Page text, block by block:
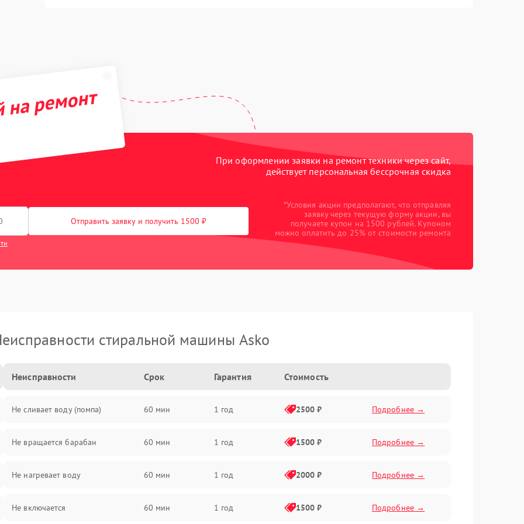
ремонт
При оформлении заявки на ремонт техники через сайт,
действует персональная бессрочная скидка
Отправить заявку и получить 1500 ₽
*Условия акции предполагают, что отправляя
заявку через текущую форму акции, вы
получаете купон на 1500 рублей. Купоном
можно оплатить до 25% от стоимости ремонта
стиральной машины Asko
Неисправности Срок Гарантия Стоимость
Не сливает воду (помпа) 60 мин 1 год 2500 ₽ Подробнее →
Не вращается барабан 60 мин 1 год 1500 ₽ Подробнее →
Не нагревает воду 60 мин 1 год 2000 ₽ Подробнее →
Не включается 60 мин 1 год 1500 ₽ Подробнее →